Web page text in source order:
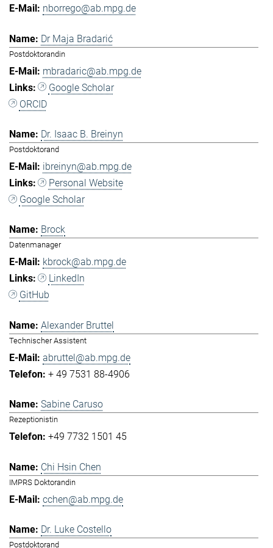
nborrego@ab.mpg.de
Dr Maja Bradarić
Postdoktorandin
mbradaric@ab.mpg.de
Google Scholar
ORCID
Dr. Isaac B. Breinyn
Postdoktorand
ibreinyn@ab.mpg.de
Personal Website
Google Scholar
Brock
Datenmanager
kbrock@ab.mpg.de
LinkedIn
GitHub
Alexander Bruttel
Technischer Assistent
abruttel@ab.mpg.de
+ 49 7531 88-4906
Sabine Caruso
Rezeptionistin
+49 7732 1501 45
Chi Hsin Chen
IMPRS Doktorandin
cchen@ab.mpg.de
Dr. Luke Costello
Postdoktorand